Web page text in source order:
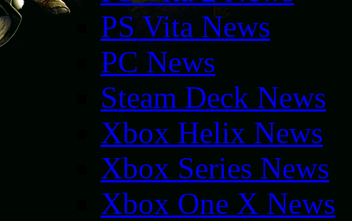
PS Vita News
PC News
Steam Deck News
Xbox Helix News
Xbox Series News
Xbox One X News